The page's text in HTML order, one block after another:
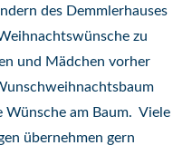
des Demmlerhauses
zu
und Mädchen vorher
Wünsche am Baum. Viele
übernehmen gern